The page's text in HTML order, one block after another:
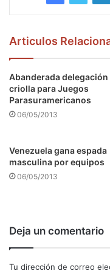
Articulos
Abanderada delegación
criolla para Juegos
Parasuramericanos
06/05/2013
Venezuela gana espada
masculina por equipos
06/05/2013
Deja un comentario
Tu dirección de correo